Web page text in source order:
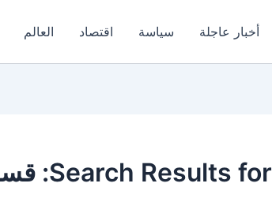
أخبار عاجلة سياسة اقتصاد العالم
Search Results for: